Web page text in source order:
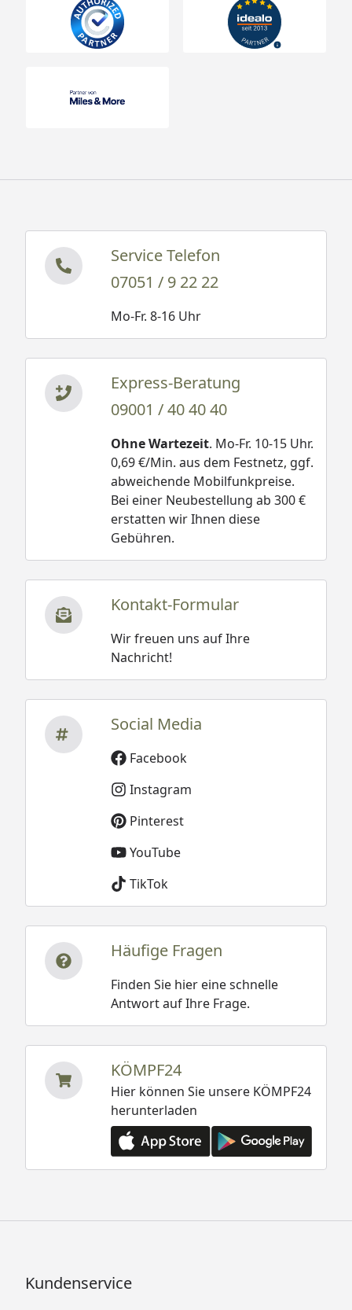
Service Telefon
07051 / 9 22 22
Mo-Fr. 8-16 Uhr
Express-Beratung
09001 / 40 40 40
Ohne Wartezeit. Mo-Fr. 10-15 Uhr.
0,69 €/Min. aus dem Festnetz, ggf.
abweichende Mobilfunkpreise.
Bei einer Neubestellung ab 300 €
erstatten wir Ihnen diese
Gebühren.
Kontakt-Formular
Wir freuen uns auf Ihre
Nachricht!
Social Media
Facebook
Instagram
Pinterest
YouTube
TikTok
Häufige Fragen
Finden Sie hier eine schnelle
Antwort auf Ihre Frage.
KÖMPF24
Hier können Sie unsere KÖMPF24
herunterladen
Kundenservice